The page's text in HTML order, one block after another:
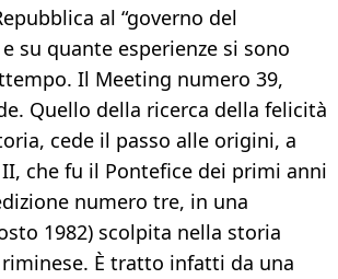
al “governo del
su quante esperienze si sono
Il Meeting numero 39,
Quello della ricerca della felicità
cede il passo alle origini, a
che fu il Pontefice dei primi anni
numero tre, in una
1982) scolpita nella storia
È tratto infatti da una